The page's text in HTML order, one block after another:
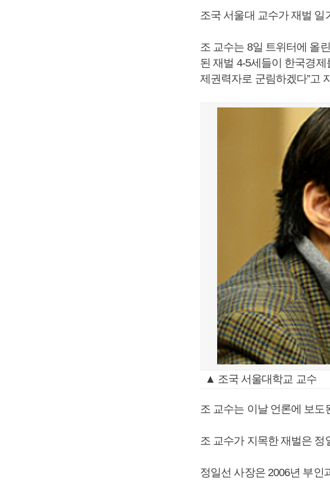
조국 서울대 교수가 재벌
조 교수는 8일 트위터에 올
된 재벌 4-5세들이 한국경
제권력자로 군림하겠다”고
▲ 조국 서울대학교 교수
조 교수는 이날 언론에 보
조 교수가 지목한 재벌은
정일선 사장은 2006년 부인